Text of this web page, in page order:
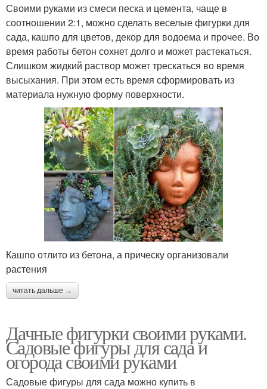
Своими руками из смеси песка и цемента, чаще в
соотношении 2:1, можно сделать веселые фигурки для
сада, кашпо для цветов, декор для водоема и прочее. Во
время работы бетон сохнет долго и может растекаться.
Слишком жидкий раствор может трескаться во время
высыхания. При этом есть время сформировать из
материала нужную форму поверхности.
Кашпо отлито из бетона, а прическу организовали
растения
читать дальше →
Дачные фигурки своими руками.
Садовые фигуры для сада и
огорода своими руками
Садовые фигуры для сада можно купить в